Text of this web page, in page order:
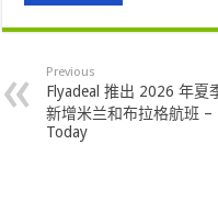
Previous
Flyadeal 推出 2026 年夏
新增米兰和布拉格航班 –
Today